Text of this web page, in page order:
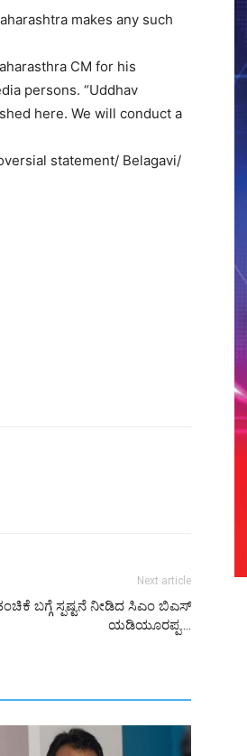
makes any such
CM for his
persons. “Uddhav
here. We will conduct a
statement/ Belagavi/
Next article
ಬಗ್ಗೆ ಸ್ಪಷ್ಟನೆ ನೀಡಿದ ಸಿಎಂ ಬಿಎಸ್
ಯಡಿಯೂರಪ್ಪ….